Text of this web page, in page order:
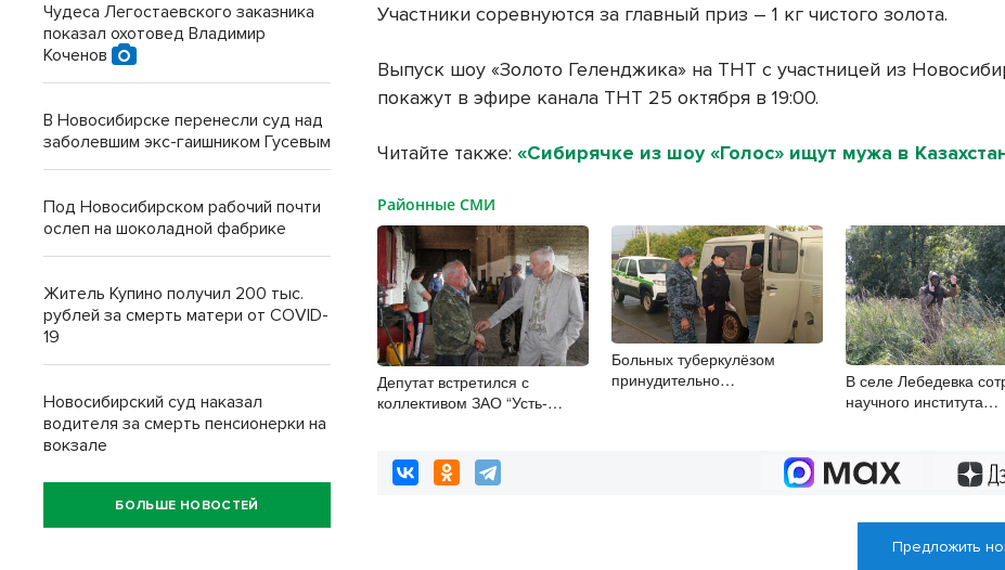
Участники соревнуются за главный приз – 1 кг чистого золота.
Выпуск шоу «Золото Геленджика» на ТНТ с участницей из
покажут в эфире канала ТНТ 25 октября в 19:00.
Читайте также:«Сибирячке из шоу «Голос» ищут мужа в
Районные СМИ
Депутат встретился с
коллективом ЗАО “Усть-
Больных туберкулёзом
принудительно
В селе Лебедевка
научного института
Предложить
Чудеса Легостаевского заказника
показал охотовед Владимир
Коченов
В Новосибирске перенесли суд над
заболевшим экс-гаишником Гусевым
Под Новосибирском рабочий почти
ослеп на шоколадной фабрике
Житель Купино получил 200 тыс.
рублей за смерть матери от COVID-
19
Новосибирский суд наказал
водителя за смерть пенсионерки на
вокзале
БОЛЬШЕ НОВОСТЕЙ